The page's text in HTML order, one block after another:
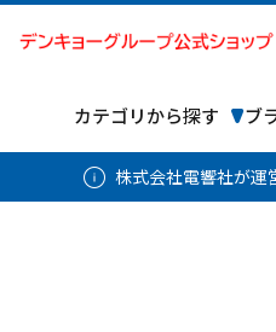
カテゴリから探す ブ
株式会社電響社が運